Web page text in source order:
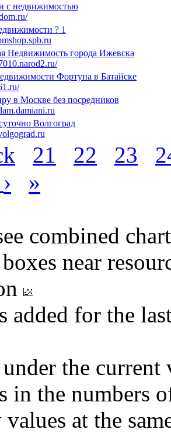
с недвижимостью
? 1
Недвижимость города Ижевска
Фортуна в Батайске
в Москве без посредников
Волгоград
21 22 23
› »
combined
near
added for the
the
in the numbers
values at the